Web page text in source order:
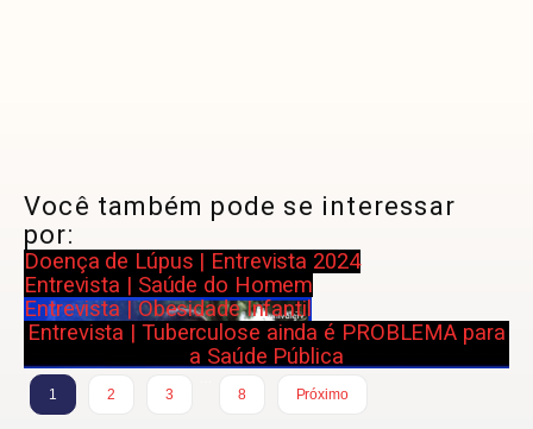
Você também pode se interessar
por:
Doença de Lúpus | Entrevista 2024
Entrevista | Saúde do Homem
Entrevista | Obesidade Infantil
Entrevista | Tuberculose ainda é PROBLEMA para
a Saúde Pública
1 2 3
8
Próximo